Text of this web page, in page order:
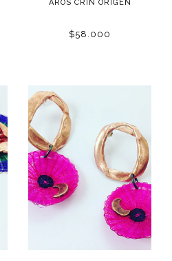
AROS CRIN ORIGEN
$58.000